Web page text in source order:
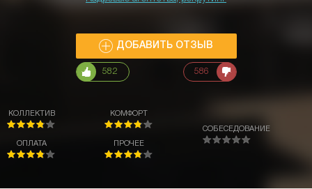
ДОБАВИТЬ ОТЗЫВ
582 586
КОЛЛЕКТИВ
ОПЛАТА
КОМФОРТ
ПРОЧЕЕ
СОБЕСЕДОВАНИЕ